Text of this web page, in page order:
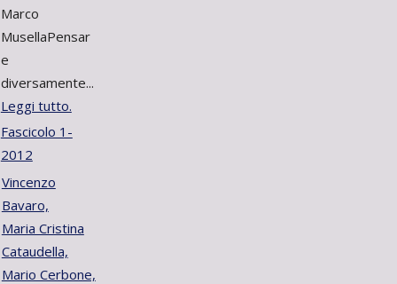
Marco
MusellaPensar
e
diversamente...
Leggi tutto.
Fascicolo 1-
2012
Vincenzo
Bavaro,
Maria Cristina
Cataudella,
Mario Cerbone,